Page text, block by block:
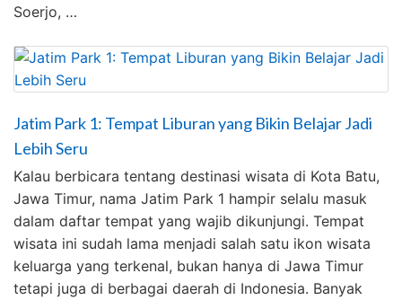
Soerjo, …
Jatim Park 1: Tempat Liburan yang Bikin Belajar Jadi
Lebih Seru
Kalau berbicara tentang destinasi wisata di Kota Batu,
Jawa Timur, nama Jatim Park 1 hampir selalu masuk
dalam daftar tempat yang wajib dikunjungi. Tempat
wisata ini sudah lama menjadi salah satu ikon wisata
keluarga yang terkenal, bukan hanya di Jawa Timur
tetapi juga di berbagai daerah di Indonesia. Banyak